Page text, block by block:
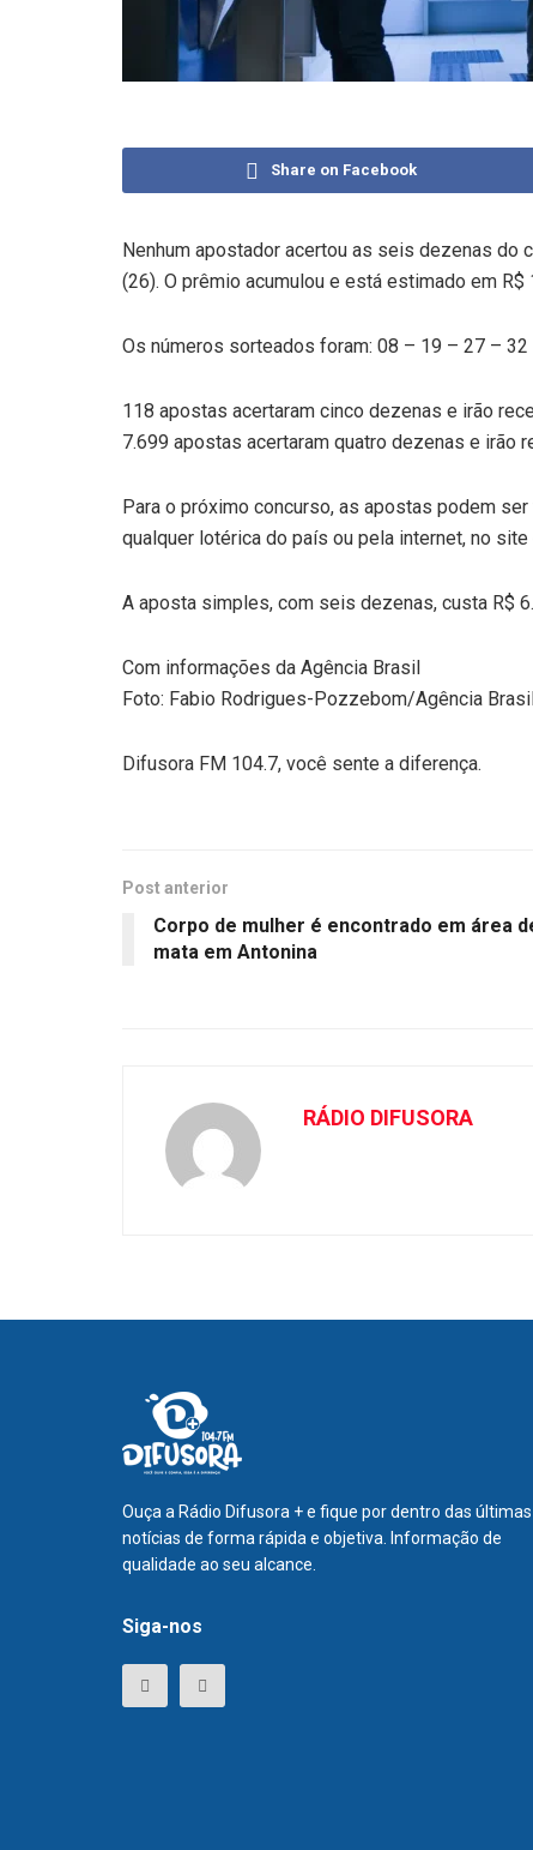
Share on Facebook
Nenhum apostador acertou as seis dezenas do
(26). O prêmio acumulou e está estimado em
Os números sorteados foram: 08 – 19 – 27 –
118 apostas acertaram cinco dezenas e irão
7.699 apostas acertaram quatro dezenas e irão
Para o próximo concurso, as apostas podem
qualquer lotérica do país ou pela internet, no site
A aposta simples, com seis dezenas, custa R$ 6.
Com informações da Agência Brasil
Foto: Fabio Rodrigues-Pozzebom/Agência
Difusora FM 104.7, você sente a diferença.
Post anterior
Corpo de mulher é encontrado em área
mata em Antonina
RÁDIO DIFUSORA
Ouça a Rádio Difusora + e fique por dentro das últimas
notícias de forma rápida e objetiva. Informação de
qualidade ao seu alcance.
Siga-nos